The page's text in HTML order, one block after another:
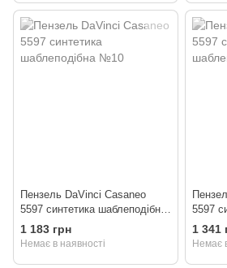
Пензель DaVinci Casaneo
5597 синтетика шаблеподібна
№10
1 183 грн
Немає в наявності
5597
№14
1 341
Немає